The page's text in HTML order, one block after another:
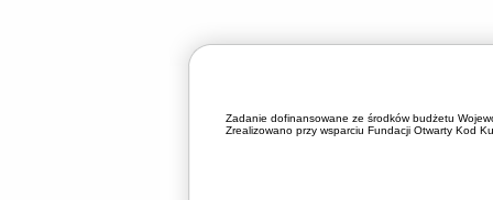
Zadanie dofinansowane ze środków budżetu
Zrealizowano przy wsparciu Fundacji Otwarty Kod